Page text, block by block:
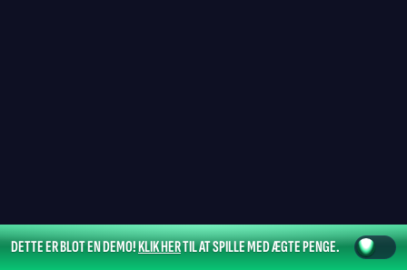
DETTE ER BLOT EN DEMO!KLIK HERTIL AT SPILLE MED ÆGTE PENGE.